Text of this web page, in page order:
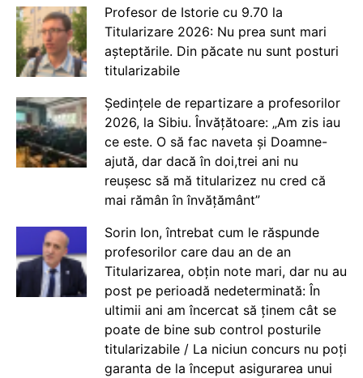
Profesor de Istorie cu 9.70 la
Titularizare 2026: Nu prea sunt mari
așteptările. Din păcate nu sunt posturi
titularizabile
Ședințele de repartizare a profesorilor
2026, la Sibiu. Învățătoare: „Am zis iau
ce este. O să fac naveta și Doamne-
ajută, dar dacă în doi,trei ani nu
reușesc să mă titularizez nu cred că
mai rămân în învățământ”
Sorin Ion, întrebat cum le răspunde
profesorilor care dau an de an
Titularizarea, obțin note mari, dar nu au
post pe perioadă nedeterminată: În
ultimii ani am încercat să ținem cât se
poate de bine sub control posturile
titularizabile / La niciun concurs nu poți
garanta de la început asigurarea unui